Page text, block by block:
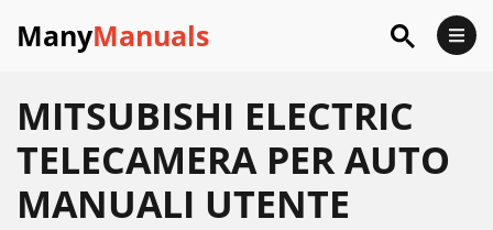
ManyManuals
MITSUBISHI ELECTRIC
TELECAMERA PER AUTO
MANUALI UTENTE